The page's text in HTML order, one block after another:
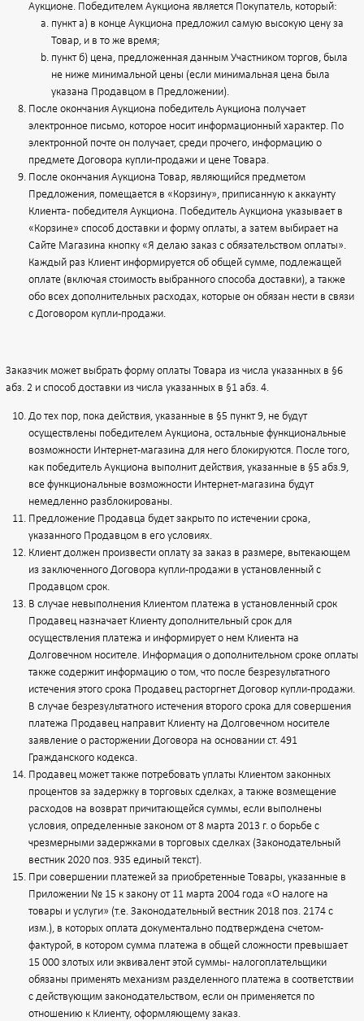
Аукционе. Победителем Аукциона является Покупатель, который:
пункт а) в конце Аукциона предложил самую высокую цену за
Товар, и в то же время;
пункт б) цена, предложенная данным Участником торгов, была
не ниже минимальной цены (если минимальная цена была
указана Продавцом в Предложении).
После окончания Аукциона победитель Аукциона получает
электронное письмо, которое носит информационный характер. По
электронной почте он получает, среди прочего, информацию о
предмете Договора купли-продажи и цене Товара.
После окончания Аукциона Товар, являющийся предметом
Предложения, помещается в «Корзину», приписанную к аккаунту
Клиента - победителя Аукциона. Победитель Аукциона указывает в
«Корзине» способ доставки и форму оплаты, а затем выбирает на
Сайте Магазина кнопку «Я делаю заказ с обязательством оплаты».
Каждый раз Клиент информируется об общей сумме, подлежащей
оплате (включая стоимость выбранного способа доставки), а также
обо всех дополнительных расходах, которые он обязан нести в связи
с Договором купли-продажи.
Заказчик может выбрать форму оплаты Товара из числа указанных в §6
абз. 2 и способ доставки из числа указанных в §1 абз. 4.
До тех пор, пока действия, указанные в §5 пункт 9, не будут
осуществлены победителем Аукциона, остальные функциональные
возможности Интернет-магазина для него блокируются. После того,
как победитель Аукциона выполнит действия, указанные в §5 абз.9,
все функциональные возможности Интернет-магазина будут
немедленно разблокированы.
Предложение Продавца будет закрыто по истечении срока,
указанного Продавцом в его условиях.
Клиент должен произвести оплату за заказ в размере, вытекающем
из заключенного Договора купли-продажи в установленный с
Продавцом срок.
В случае невыполнения Клиентом платежа в установленный срок
Продавец назначает Клиенту дополнительный срок для
осуществления платежа и информирует о нем Клиента на
Долговечном носителе. Информация о дополнительном сроке оплаты
также содержит информацию о том, что после безрезультатного
истечения этого срока Продавец расторгнет Договор купли-продажи.
В случае безрезультатного истечения второго срока для совершения
платежа Продавец направит Клиенту на Долговечном носителе
заявление о расторжении Договора на основании ст. 491
Гражданского кодекса.
Продавец может также потребовать уплаты Клиентом законных
процентов за задержку в торговых сделках, а также возмещение
расходов на возврат причитающейся суммы, если выполнены
условия, определенные законом от 8 марта 2013 г. о борьбе с
чрезмерными задержками в торговых сделках (Законодательный
вестник 2020 поз. 935 единый текст).
При совершении платежей за приобретенные Товары, указанные в
Приложении № 15 к закону от 11 марта 2004 года «О налоге на
товары и услуги» (т.е. Законодательный вестник 2018 поз. 2174 с
изм.), в которых оплата документально подтверждена счетом-
фактурой, в котором сумма платежа в общей сложности превышает
15 000 злотых или эквивалент этой суммы - налогоплательщики
обязаны применять механизм разделенного платежа в соответствии
с действующим законодательством, если он применяется по
отношению к Клиенту, оформляющему заказ.